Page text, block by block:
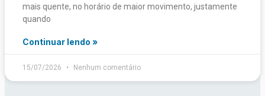
mais quente, no horário de maior movimento, justamente
quando
Continuar lendo »
15/07/2026 Nenhum comentário